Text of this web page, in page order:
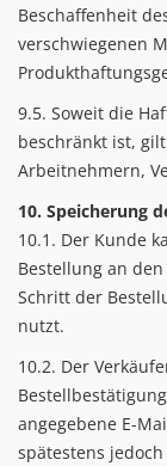
Beschaffenheit
verschwiegenen
9.5. Soweit die
beschränkt ist,
Arbeitnehmern,
10. Speicherung
10.1. Der Kunde
Bestellung an
Schritt der
nutzt.
10.2. Der
angegebene E-
spätestens